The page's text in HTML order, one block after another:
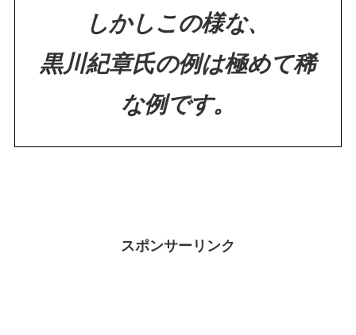
しかしこの様な、
黒川紀章氏の例は極めて稀
な例です。
スポンサーリンク